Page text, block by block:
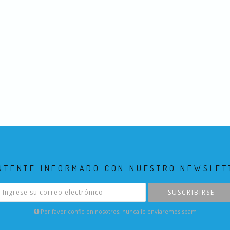
INFORMADO CON NUESTRO
SUSCRIBIRSE
Por favor confie en nosotros, nunca le enviaremos spam